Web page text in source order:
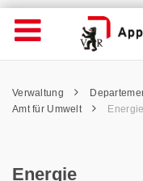
Energie -
Wichtige
Seiten
Home
Inhalt
Kontakt
Inhalt
Pfadnavigation
Verwaltung
Amt für Umwelt
Energie
Energie